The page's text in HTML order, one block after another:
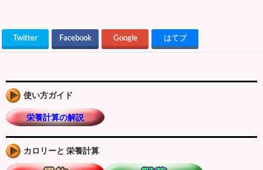
Twitter Facebook Google はてブ
使い方ガイド
栄養計算の解説
カロリーと 栄養計算